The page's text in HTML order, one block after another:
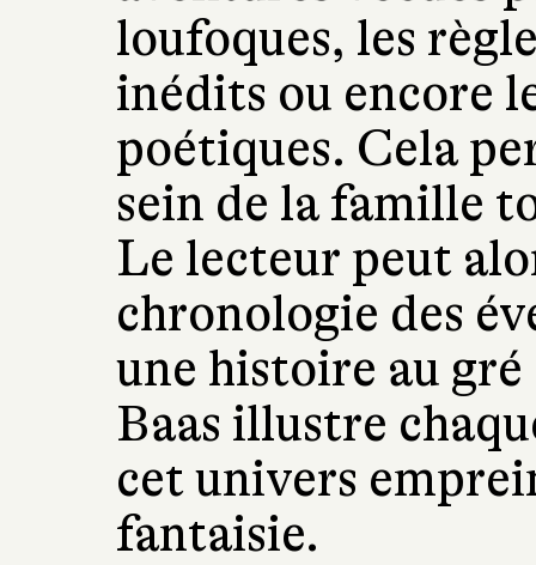
loufoques, les
inédits ou encore
poétiques. Cela
sein de la famille
Le lecteur peut
chronologie des
une histoire au gré
Baas illustre
cet univers
fantaisie.